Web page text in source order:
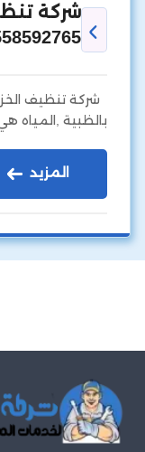
شركة
0558592765 خصم 30% مع
شركة تنظيف
بالظبية ,المياه
المزيد